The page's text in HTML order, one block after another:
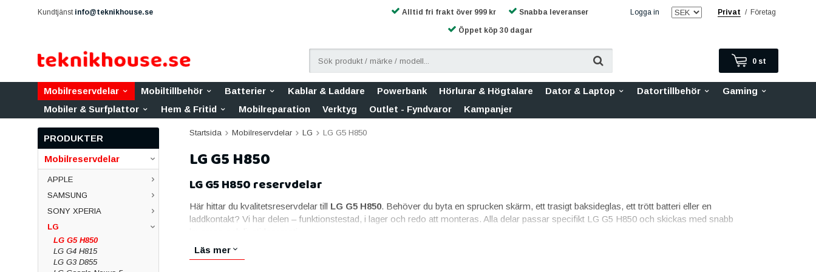
Kundtjänst info@teknikhouse.se Logga in Privat / Företag
Alltid fri frakt över 999 kr Snabba leveranser
Öppet köp 30 dagar
0 st
Mobilreservdelar Mobiltillbehör Batterier Kablar & Laddare Powerbank Hörlurar & Högtalare Dator & Laptop Datortillbehör
Gaming
Mobiler & Surfplattor
Hem & Fritid Mobilreparation Verktyg Outlet - Fyndvaror Kampanjer
PRODUKTER
Mobilreservdelar
APPLE
SAMSUNG
SONY XPERIA
LG
LG G5 H850
LG G4 H815
LG G3 D855
Startsida Mobilreservdelar LG LG G5 H850
LG G5 H850
LG G5 H850 reservdelar
Här hittar du kvalitetsreservdelar till LG G5 H850. Behöver du byta en sprucken skärm, ett trasigt baksideglas, ett trött batteri eller en
laddkontakt? Vi har delen – funktionstestad, i lager och redo att monteras. Alla delar passar specifikt LG G5 H850 och skickas med snabb
Skärmar till LG G5 H850
Läs mer